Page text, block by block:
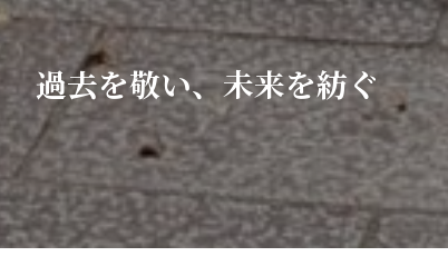
過去を敬い、未来を紡ぐ